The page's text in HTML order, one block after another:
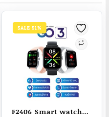
SALE 51%
F2406 Smart watch